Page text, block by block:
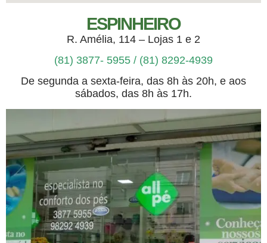
ESPINHEIRO
R. Amélia, 114 – Lojas 1 e 2
(81) 3877- 5955 / (81) 8292-4939
De segunda a sexta-feira, das 8h às 20h, e aos
sábados, das 8h às 17h.